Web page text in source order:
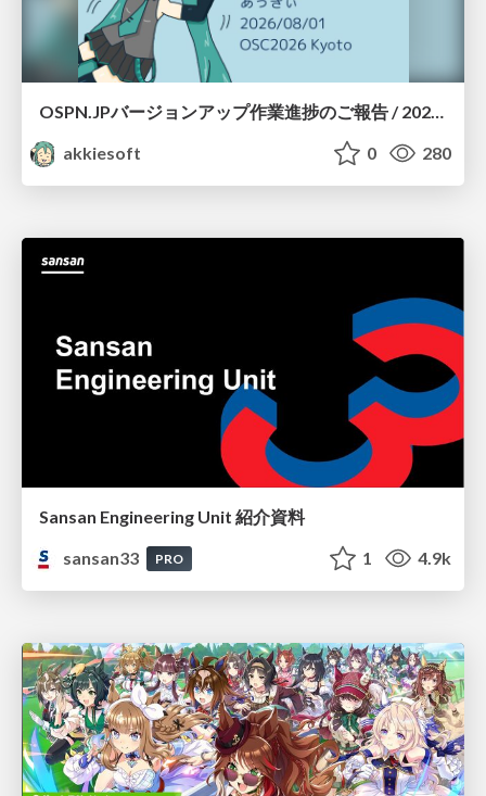
OSPN.JPバージョンアップ作業進捗のご報告 / 20260801-osc26kyoto
akkiesoft
0 280
Sansan Engineering Unit 紹介資料
sansan33
PRO 1 4.9k